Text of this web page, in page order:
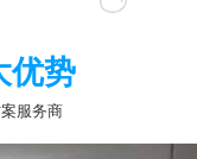
优势
服务商